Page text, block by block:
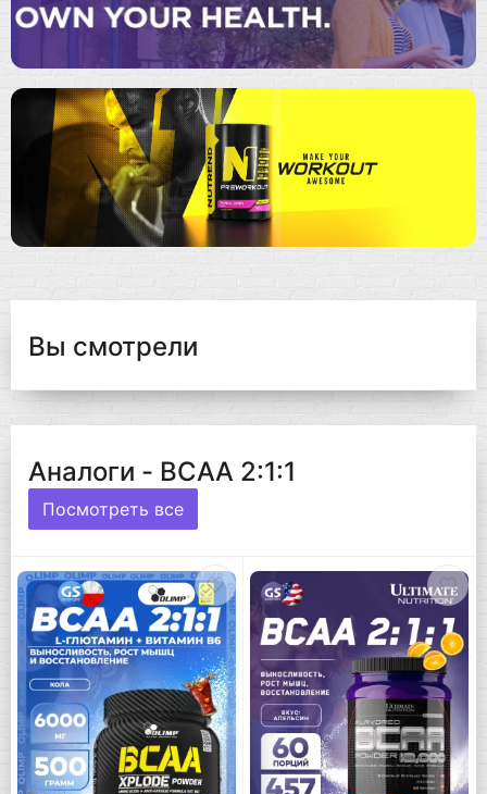
Вы смотрели
Аналоги - BCAA 2:1:1
Посмотреть все